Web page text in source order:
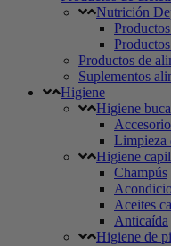
Nutrición
Productos de
Suplementos
Higiene
Higiene
Limpieza
Higiene
Champús
Aceites
Anticaída
Higiene de